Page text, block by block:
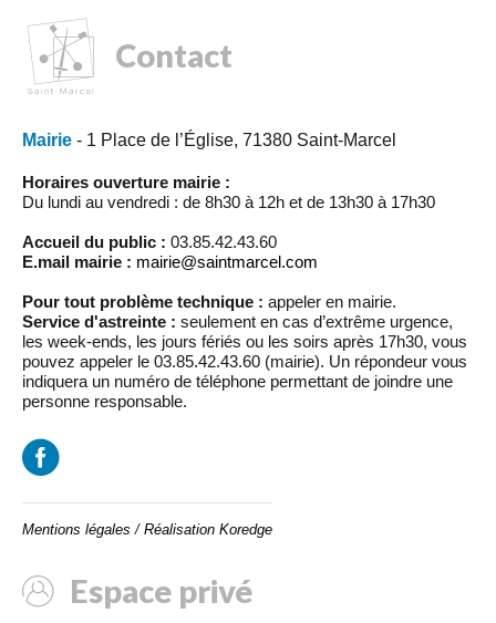
Contact
Mairie - 1 Place de l’Église, 71380 Saint-Marcel
Horaires ouverture mairie :
Du lundi au vendredi : de 8h30 à 12h et de 13h30 à 17h30
Accueil du public : 03.85.42.43.60
E.mail mairie : mairie@saintmarcel.com
Pour tout problème technique : appeler en mairie.
Service d'astreinte : seulement en cas d’extrême urgence,
les week-ends, les jours fériés ou les soirs après 17h30, vous
pouvez appeler le 03.85.42.43.60 (mairie). Un répondeur vous
indiquera un numéro de téléphone permettant de joindre une
personne responsable.
Mentions légales / Réalisation Koredge
Espace privé